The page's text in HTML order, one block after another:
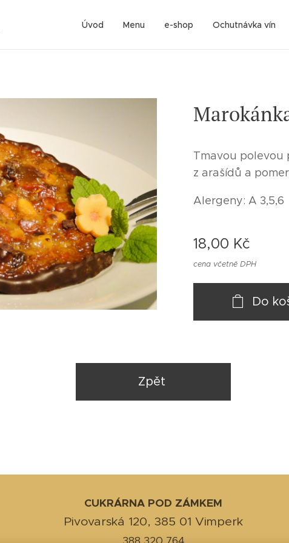
Úvod Menu e-shop Ochutnávka vín
Tmavou polevou
z arašídů a
Alergeny: A 3,5,6
18,00 Kč
cena včetně DPH
Do
Zpět
CUKRÁRNA POD ZÁMKEM
Pivovarská 120, 385 01 Vimperk